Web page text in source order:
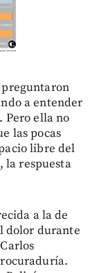
preguntaron
a entender
Pero ella no
las pocas
libre del
la respuesta
a la de
dolor durante